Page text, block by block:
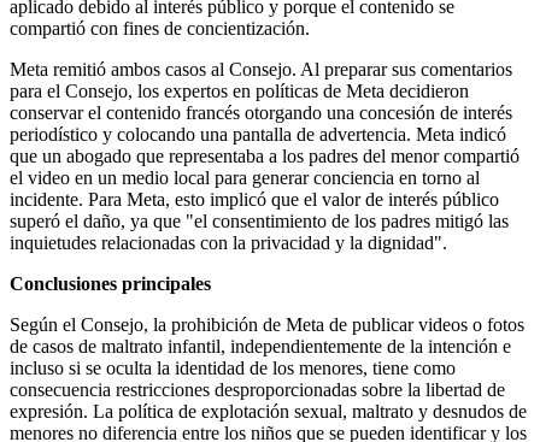
aplicado debido al interés público y porque el contenido se
compartió con fines de concientización.
Meta remitió ambos casos al Consejo. Al preparar sus comentarios
para el Consejo, los expertos en políticas de Meta decidieron
conservar el contenido francés otorgando una concesión de interés
periodístico y colocando una pantalla de advertencia. Meta indicó
que un abogado que representaba a los padres del menor compartió
el video en un medio local para generar conciencia en torno al
incidente. Para Meta, esto implicó que el valor de interés público
superó el daño, ya que "el consentimiento de los padres mitigó las
inquietudes relacionadas con la privacidad y la dignidad".
Conclusiones principales
Según el Consejo, la prohibición de Meta de publicar videos o fotos
de casos de maltrato infantil, independientemente de la intención e
incluso si se oculta la identidad de los menores, tiene como
consecuencia restricciones desproporcionadas sobre la libertad de
expresión. La política de explotación sexual, maltrato y desnudos de
menores no diferencia entre los niños que se pueden identificar y los